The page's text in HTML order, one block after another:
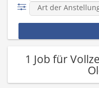
Art der
1 Job für